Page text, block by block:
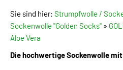
Sie sind hier: Strumpfwolle /
Sockenwolle "Golden Socks" »
Aloe Vera
Die hochwertige Sockenwolle